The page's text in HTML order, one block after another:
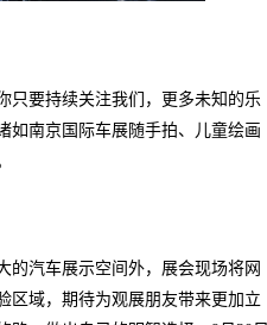
只要持续关注我们，更多未知的乐
如南京国际车展随手拍、儿童绘画
的汽车展示空间外，展会现场将网
区域，期待为观展朋友带来更加立